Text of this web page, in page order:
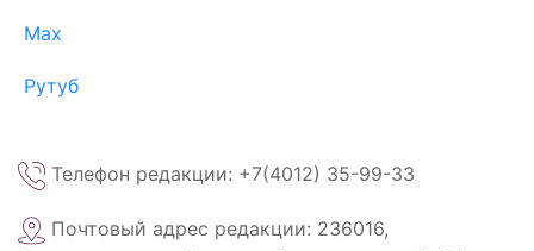
Max
Рутуб
Телефон редакции: +7(4012) 35-99-33
Почтовый адрес редакции: 236016,